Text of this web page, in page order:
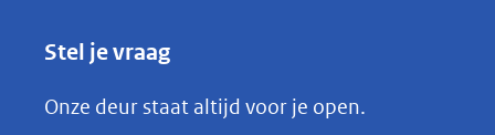
Stel je vraag
Onze deur staat altijd voor je open.